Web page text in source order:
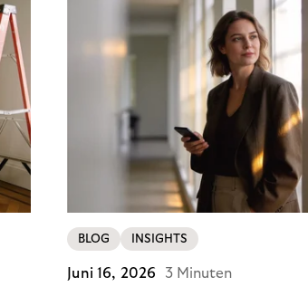
BLOG INSIGHTS
Juni 16, 2026 3 Minuten